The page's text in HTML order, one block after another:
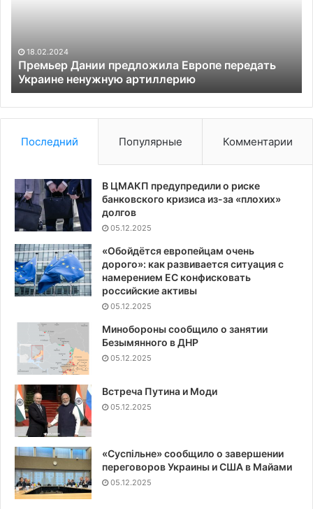
артиллерию
18.02.2024
Премьер Дании предложила Европе передать
Украине ненужную артиллерию
Последний Популярные Комментарии
В ЦМАКП предупредили о риске
банковского кризиса из-за «плохих»
долгов
05.12.2025
«Обойдётся европейцам очень
дорого»: как развивается ситуация с
намерением ЕС конфисковать
российские активы
05.12.2025
Минобороны сообщило о занятии
Безымянного в ДНР
05.12.2025
Встреча Путина и Моди
05.12.2025
«Суспiльне» сообщило о завершении
переговоров Украины и США в Майами
05.12.2025